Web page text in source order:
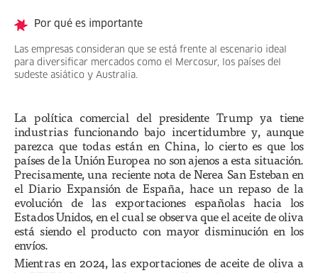
Por qué es importante
Las empresas consideran que se está frente al escenario ideal
para diversificar mercados como el Mercosur, los países del
sudeste asiático y Australia.
La política comercial del presidente Trump ya tiene
industrias funcionando bajo incertidumbre y, aunque
parezca que todas están en China, lo cierto es que los
países de la Unión Europea no son ajenos a esta situación.
Precisamente, una reciente nota de Nerea San Esteban en
el Diario Expansión de España, hace un repaso de la
evolución de las exportaciones españolas hacia los
Estados Unidos, en el cual se observa que el aceite de oliva
está siendo el producto con mayor disminución en los
envíos.
Mientras en 2024, las exportaciones de aceite de oliva a